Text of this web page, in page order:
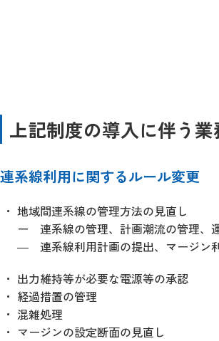
上記制度の導入に伴う
連系線利用に関するルール変更
地域間連系線の管理方法の見直し
ー 連系線の管理、計画潮流の管理、
― 連系線利用計画の提出、マージン
出力維持等が必要な電源等の承認
経過措置の管理
混雑処理
マージンの設定断面の見直し